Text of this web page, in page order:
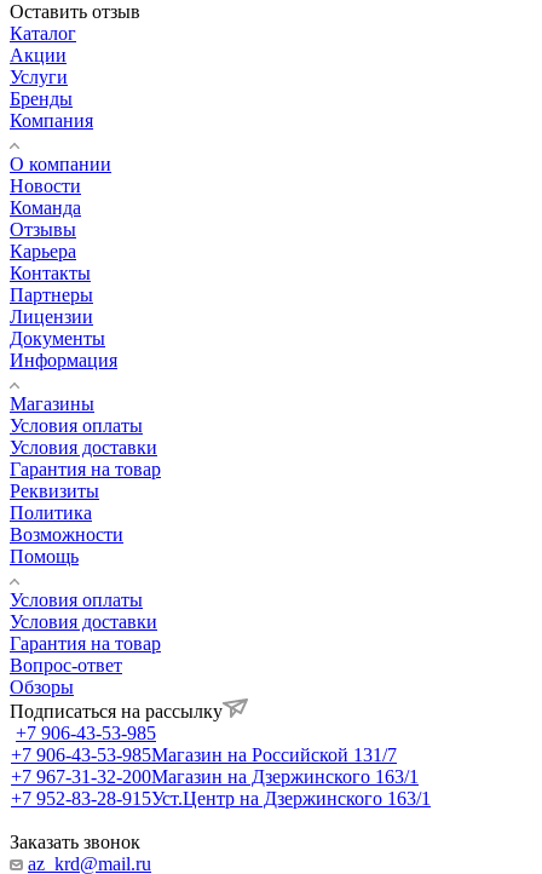
Оставить отзыв
Каталог
Акции
Услуги
Бренды
Компания
О компании
Новости
Команда
Отзывы
Карьера
Контакты
Партнеры
Лицензии
Документы
Информация
Магазины
Условия оплаты
Условия доставки
Гарантия на товар
Реквизиты
Политика
Возможности
Помощь
Условия оплаты
Условия доставки
Гарантия на товар
Вопрос-ответ
Обзоры
Подписаться на рассылку
+7 906-43-53-985
+7 906-43-53-985Магазин на Российской 131/7
+7 967-31-32-200Магазин на Дзержинского 163/1
+7 952-83-28-915Уст.Центр на Дзержинского 163/1
Заказать звонок
az_krd@mail.ru